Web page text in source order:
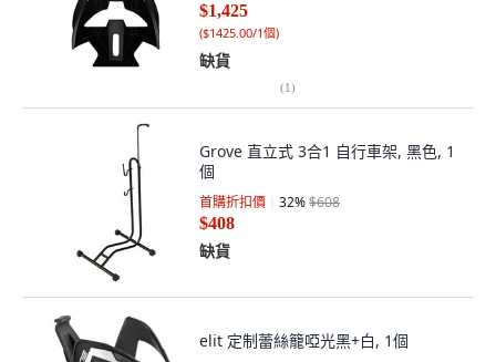
$1,425
($1425.00/1個)
缺貨
(1)
Grove 直立式 3合1 自行車架, 黑色, 1
個
首購折扣價 32%$608
$408
缺貨
elit 定制蕾絲籠啞光黑+白, 1個